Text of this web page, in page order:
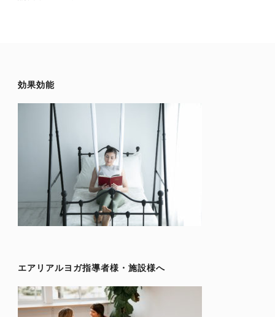
効果効能
エアリアルヨガ指導者様・施設様へ